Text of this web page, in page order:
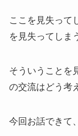
ここを見失って
を見失ってしま
そういうことを
の交流はどう考
今回お話できて